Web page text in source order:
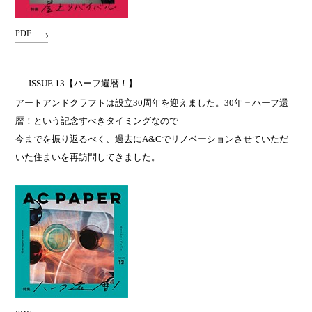
PDF
ISSUE 13 【ハーフ還暦！】
アートアンドクラフトは設立30周年を迎えました。30年＝ハーフ還
暦！という記念すべきタイミングなので
今までを振り返るべく、過去にA&Cでリノベーションさせていただ
いた住まいを再訪問してきました。